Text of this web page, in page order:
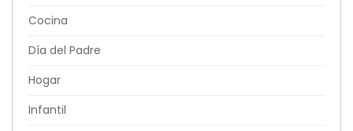
Cocina
Día del Padre
Hogar
Infantil